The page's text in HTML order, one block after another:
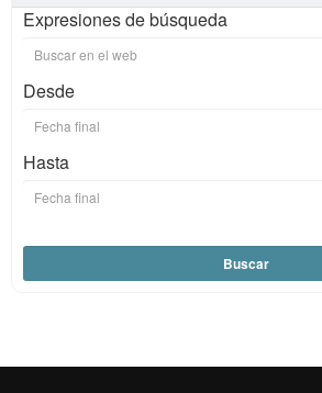
Expresiones de búsqueda
Desde
Hasta
Buscar